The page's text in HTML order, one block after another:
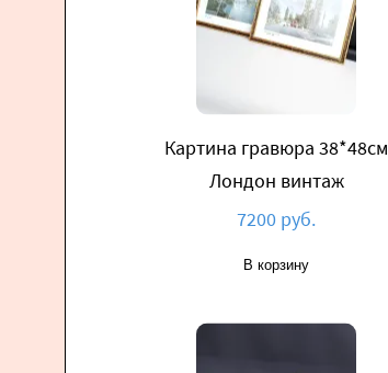
Картина гравюра 38*48см
Лондон винтаж
7200 руб.
В корзину